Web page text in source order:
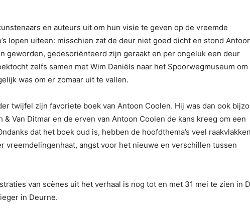
en auteurs uit om hun visie te geven op de vreemde
lopen uiteen: misschien zat de deur niet goed dicht en stond
geworden, gedesoriënteerd zijn geraakt en per ongeluk een deur
zelfs samen met Wim Daniëls naar het Spoorwegmuseum om
was om er zomaar uit te vallen.
twijfel zijn favoriete boek van Antoon Coolen. Hij was dan ook
Van Ditmar en de erven van Antoon Coolen de kans kreeg om een
dat het boek oud is, hebben de hoofdthema’s veel
vreemdelingenhaat, angst voor het nieuwe en verschillen tussen
van scènes uit het verhaal is nog tot en met 31 mei te zien in
in Deurne.